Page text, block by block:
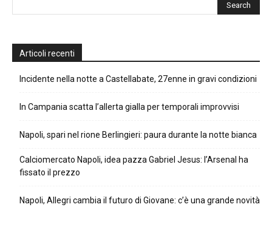
Articoli recenti
Incidente nella notte a Castellabate, 27enne in gravi condizioni
In Campania scatta l’allerta gialla per temporali improvvisi
Napoli, spari nel rione Berlingieri: paura durante la notte bianca
Calciomercato Napoli, idea pazza Gabriel Jesus: l’Arsenal ha
fissato il prezzo
Napoli, Allegri cambia il futuro di Giovane: c’è una grande novità